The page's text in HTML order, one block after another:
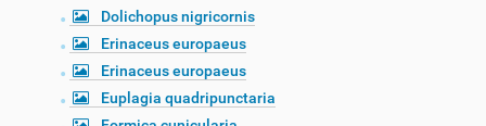
Dolichopus nigricornis
Erinaceus europaeus
Erinaceus europaeus
Euplagia quadripunctaria